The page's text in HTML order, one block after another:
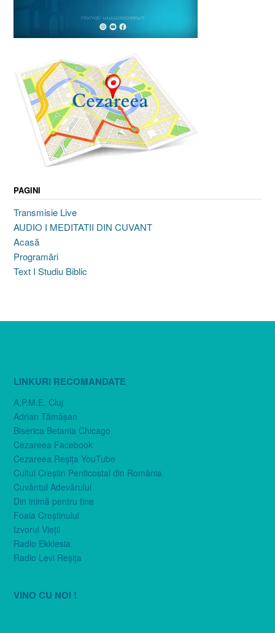
PAGINI
Transmisie Live
AUDIO I MEDITATII DIN CUVANT
Acasă
Programări
Text I Studiu Biblic
LINKURI RECOMANDATE
A.P.M.E. Cluj
Adrian Tămăşan
Biserica Betania Chicago
Cezareea Facebook
Cezareea Reşiţa YouTube
Cultul Creştin Penticostal din România
Cuvântul Adevărului
Din inimă pentru tine
Foaia Creştinului
Izvorul Vieţii
Radio Ekklesia
Radio Levi Reşiţa
VINO CU NOI !